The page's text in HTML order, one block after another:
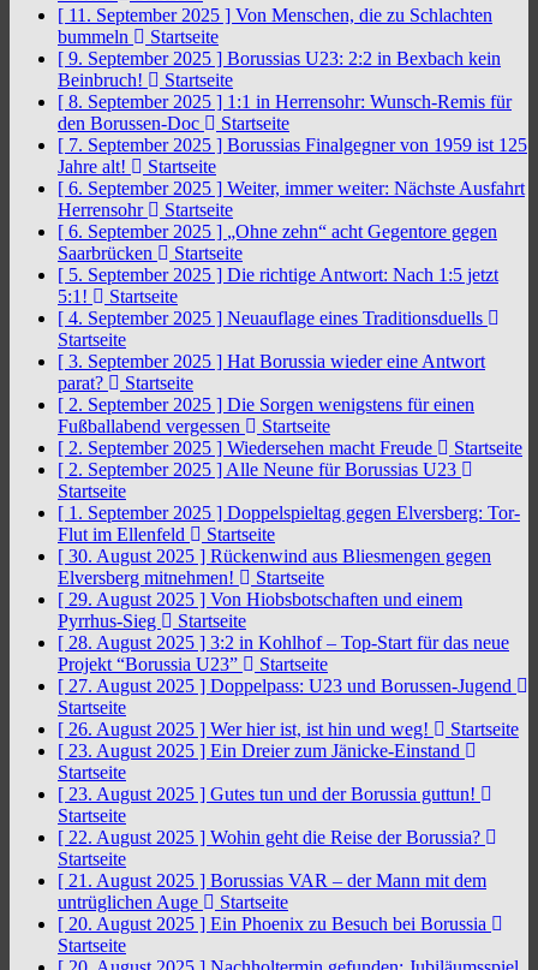
[ 11. September 2025 ] Von Menschen, die zu Schlachten
bummeln
Startseite
[ 9. September 2025 ] Borussias U23: 2:2 in Bexbach kein
Beinbruch!
Startseite
[ 8. September 2025 ] 1:1 in Herrensohr: Wunsch-Remis für
den Borussen-Doc
Startseite
[ 7. September 2025 ] Borussias Finalgegner von 1959 ist 125
Jahre alt!
Startseite
[ 6. September 2025 ] Weiter, immer weiter: Nächste Ausfahrt
Herrensohr
Startseite
[ 6. September 2025 ] „Ohne zehn“ acht Gegentore gegen
Saarbrücken
Startseite
[ 5. September 2025 ] Die richtige Antwort: Nach 1:5 jetzt
5:1!
Startseite
[ 4. September 2025 ] Neuauflage eines Traditionsduells
Startseite
[ 3. September 2025 ] Hat Borussia wieder eine Antwort
parat?
Startseite
[ 2. September 2025 ] Die Sorgen wenigstens für einen
Fußballabend vergessen
Startseite
[ 2. September 2025 ] Wiedersehen macht Freude
Startseite
[ 2. September 2025 ] Alle Neune für Borussias U23
Startseite
[ 1. September 2025 ] Doppelspieltag gegen Elversberg: Tor-
Flut im Ellenfeld
Startseite
[ 30. August 2025 ] Rückenwind aus Bliesmengen gegen
Elversberg mitnehmen!
Startseite
[ 29. August 2025 ] Von Hiobsbotschaften und einem
Pyrrhus-Sieg
Startseite
[ 28. August 2025 ] 3:2 in Kohlhof – Top-Start für das neue
Projekt “Borussia U23”
Startseite
[ 27. August 2025 ] Doppelpass: U23 und Borussen-Jugend
Startseite
[ 26. August 2025 ] Wer hier ist, ist hin und weg!
Startseite
[ 23. August 2025 ] Ein Dreier zum Jänicke-Einstand
Startseite
[ 23. August 2025 ] Gutes tun und der Borussia guttun!
Startseite
[ 22. August 2025 ] Wohin geht die Reise der Borussia?
Startseite
[ 21. August 2025 ] Borussias VAR – der Mann mit dem
untrüglichen Auge
Startseite
[ 20. August 2025 ] Ein Phoenix zu Besuch bei Borussia
Startseite